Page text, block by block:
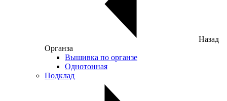
Назад
Органза
Вышивка по органзе
Однотонная
Подклад